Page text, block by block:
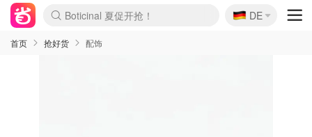
Boticinal 夏促开抢！
还没结束！&OtherStories大促
Joybuy变相75折 随时失效
速领！Stanley独家85折
疑似霸哥！Camper额外叠85折
Zalando 奥莱闪促！每日更新
Moncler反季囤！5折起+叠9折
Coach Brooklyn仅€192
🇩🇪
DE
首页 抢好货 配饰